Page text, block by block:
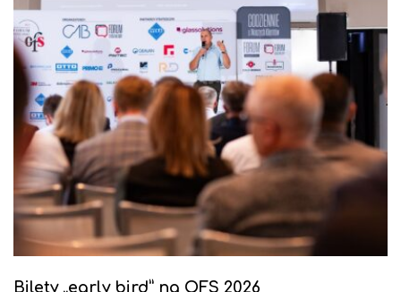
Bilety „early bird” na OFS 2026